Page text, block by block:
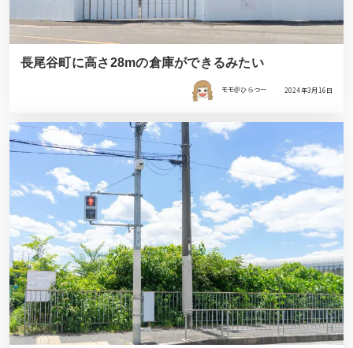
長尾谷町に高さ28mの倉庫ができるみたい
モモ＠ひらつー 2024年3月16日